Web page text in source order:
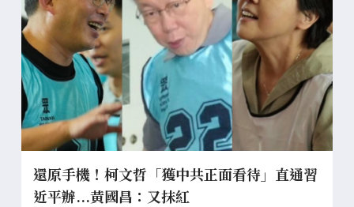
還原手機！柯文哲「獲中共正面看待」直通習
近平辦...黃國昌：又抹紅